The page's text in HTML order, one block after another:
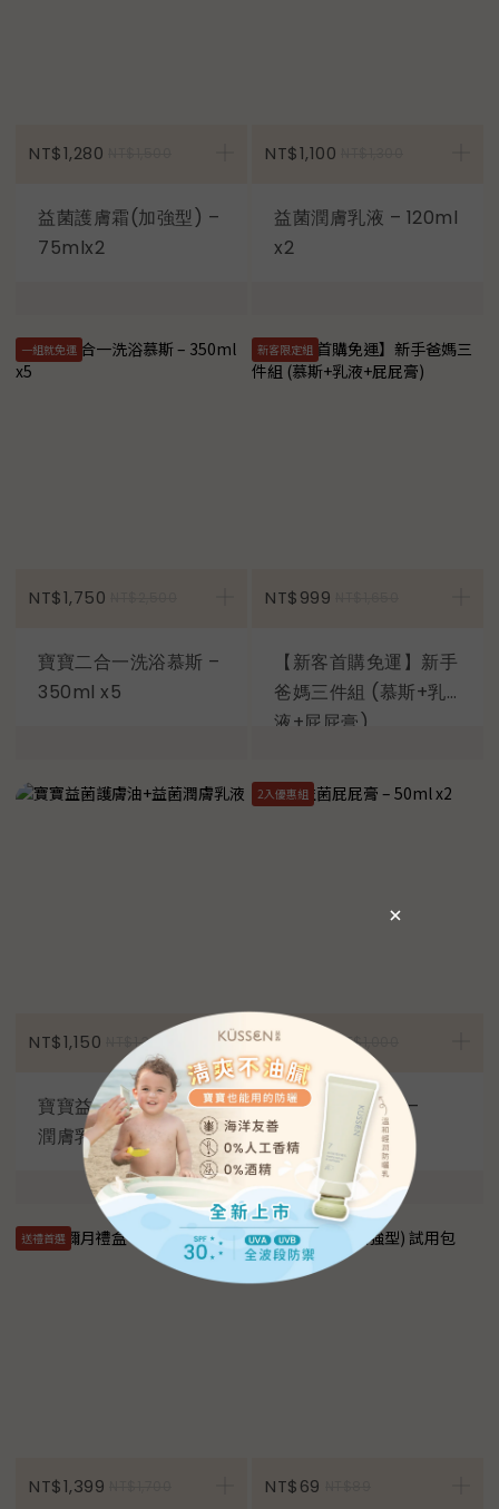
NT$1,280 加入購物車
益菌護膚霜(加強型) –
75mlx2
NT$1,100
益菌潤膚乳液 – 120ml
x2
一組就免運
NT$1,750 加入購物車
寶寶二合一洗浴慕斯 –
350ml x5
新客限定組
NT$999
【新客首購免運】新手
爸媽三件組 (慕斯+乳
液+屁屁膏)
NT$1,150 NT$1,300 加入購物車
寶寶益菌護膚油+益菌
潤膚乳液
2入優惠組
NT$800 NT$1,000
寶寶益菌屁屁膏 –
50ml x2
送禮首選
NT$1,399 加入購物車
NT$69